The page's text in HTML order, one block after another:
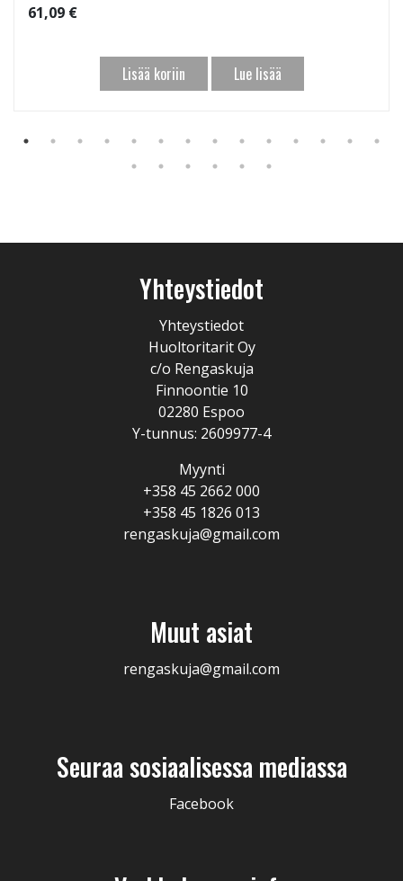
61,09 €
Lisää koriin Lue lisää
Yhteystiedot
Yhteystiedot
Huoltoritarit Oy
c/o Rengaskuja
Finnoontie 10
02280 Espoo
Y-tunnus: 2609977-4
Myynti
+358 45 2662 000
+358 45 1826 013
rengaskuja@gmail.com
Muut asiat
rengaskuja@gmail.com
Seuraa sosiaalisessa mediassa
Facebook